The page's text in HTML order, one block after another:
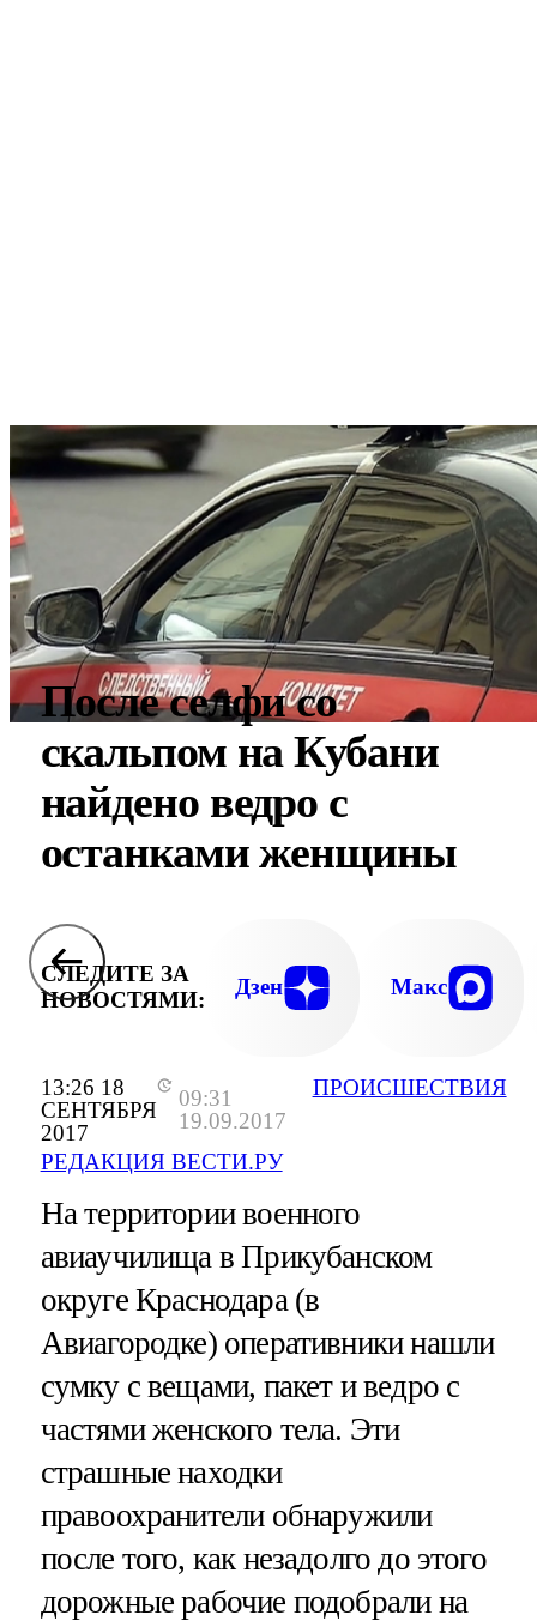
13:26 18
СЕНТЯБРЯ
2017
09:31
19.09.2017
РЕДАКЦИЯ ВЕСТИ.РУ
ПРОИСШЕСТВИЯ
После селфи со
скальпом на Кубани
найдено ведро с
останками женщины
СЛЕДИТЕ ЗА
НОВОСТЯМИ:
Дзен Макс
На территории военного
авиаучилища в Прикубанском
округе Краснодара (в
Авиагородке) оперативники нашли
сумку с вещами, пакет и ведро с
частями женского тела. Эти
страшные находки
правоохранители обнаружили
после того, как незадолго до этого
дорожные рабочие подобрали на